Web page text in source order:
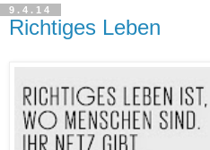
9.4.14
Richtiges Leben